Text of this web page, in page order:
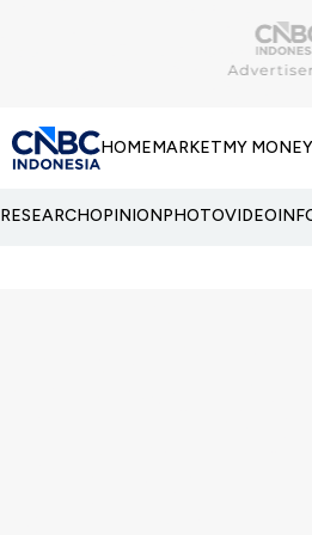
HOMEMARKETMY MONEY
RESEARCHOPINIONPHOTOVIDEO